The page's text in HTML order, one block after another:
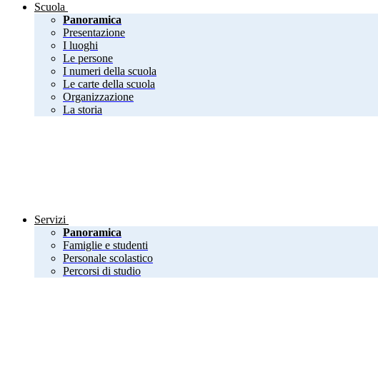
Scuola
Panoramica
Presentazione
I luoghi
Le persone
I numeri della scuola
Le carte della scuola
Organizzazione
La storia
Servizi
Panoramica
Famiglie e studenti
Personale scolastico
Percorsi di studio